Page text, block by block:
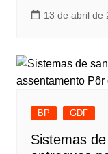
13 de abril de
BP GDF
Sistemas